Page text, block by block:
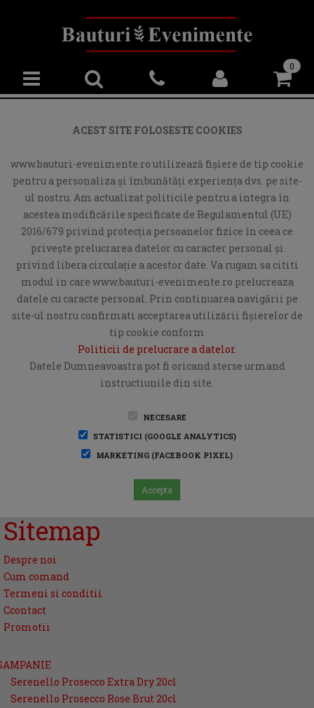
0
ACEST SITE FOLOSESTE COOKIES
www.bauturi-evenimente.ro utilizează fişiere de tip cookie
pentru a personaliza și îmbunătăți experiența dvs. pe site-
ul nostru. Am actualizat politicile pentru a integra în
acestea modificările specificate de Regulamentul (UE)
2016/679 privind protecția persoanelor fizice în ceea ce
privește prelucrarea datelor cu caracter personal și
privind libera circulație a acestor date. Va rugam sa cititi
modul in care www.bauturi-evenimente.ro prelucreaza
datele cu caracte personal. Prin continuarea navigării pe
site-ul nostru confirmati acceptarea utilizării fişierelor de
tip cookie conform
Politicii de prelucrare a datelor.
Datele Dumneavoastra pot fi oricand sterse urmand
instructiunile din site.
NECESARE
STATISTICI (GOOGLE ANALYTICS)
MARKETING (FACEBOOK PIXEL)
Accepta
Sitemap
Despre noi
Cum comand
Termeni si conditii
Ccontact
Promotii
Serenello Prosecco Extra Dry 20cl
Serenello Prosecco Rose Brut 20cl